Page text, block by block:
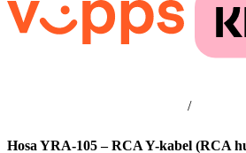
/
Hosa YRA-105 – RCA Y-kabel (RCA